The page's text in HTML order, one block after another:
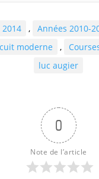
2014 , Années 2010-
moderne
,
luc augier
0
Note de l’article